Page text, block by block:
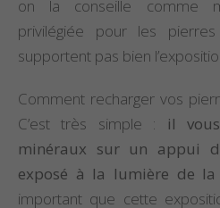
on la conseille comme
privilégiée pour les
supportent pas bien
Comment recharger vos
C’est très simple : il
minéraux sur un appui
exposé à la lumière de la
important que cette